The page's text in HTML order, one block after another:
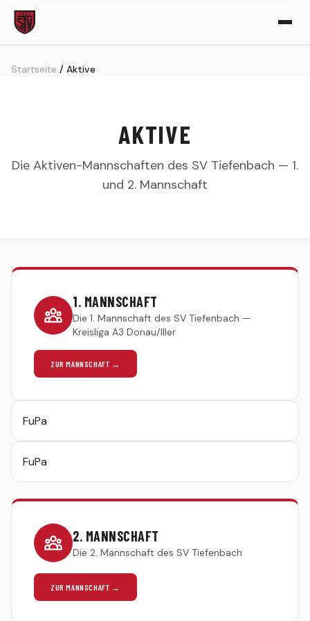
VEREIN
Kickerle-Archiv
Kader
Statistik
Spielplan
JUGEND
E-Junioren (U10/U11)
D-Junioren (U12/U13)
Startseite Aktive
AKTIVE
Die Aktiven-Mannschaften des SV Tiefenbach — 1.
und 2. Mannschaft
1. MANNSCHAFT
Die 1. Mannschaft des SV Tiefenbach —
Kreisliga A3 Donau/Iller
ZUR MANNSCHAFT →
FuPa
FuPa
2. MANNSCHAFT
Die 2. Mannschaft des SV Tiefenbach
ZUR MANNSCHAFT →